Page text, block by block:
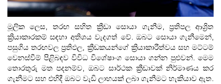
මූලික ලෙස, තරඟ සහිත ක්‍රීඩා සොයා ගැනීම, ප්‍රතිපල ආශ්‍රිත
ක්‍රියාකාරකම් සඳහා අතිශය වැදගත් වේ. ඔබට සොයා ගැනීමෙන්,
පසුගිය තරඟවල ප්‍රතිඵල, ක්‍රීඩකයන්ගේ ක්‍රියාකාරීත්වය සහ මට්ටම්
වෙනස්වීම් පිළිබඳව විවිධ විශේෂාංග සොයා ගන්න පුළුවන්. මෙම
තොරතුරු මත පදනම්ව, ඔබට සාර්ථක ක්‍රීඩාවක් නිර්මාණය කර
ගැනීමට සහ එහිදී ඔබට වැඩි ලාභයක් ලබා ගැනීමට හැකියාව ඇත.